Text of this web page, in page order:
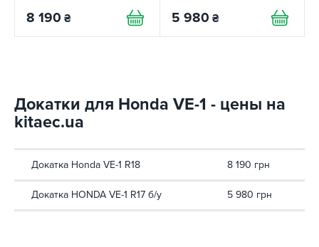
8 190 ₴ 5 980 ₴
Докатки для Honda VE-1 - цены на
kitaec.ua
Докатка Honda VE-1 R18 8 190 грн
Докатка HONDA VE-1 R17 б/у 5 980 грн